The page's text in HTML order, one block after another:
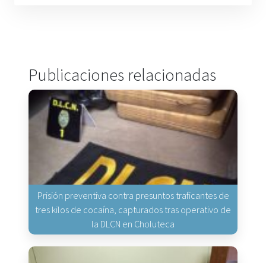
Publicaciones relacionadas
Prisión preventiva contra presuntos traficantes de
tres kilos de cocaína, capturados tras operativo de
la DLCN en Choluteca